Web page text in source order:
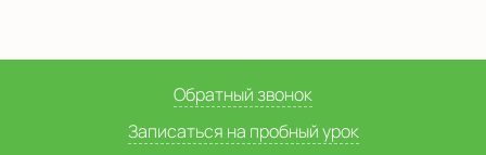
Обратный звонок
Записаться на пробный урок